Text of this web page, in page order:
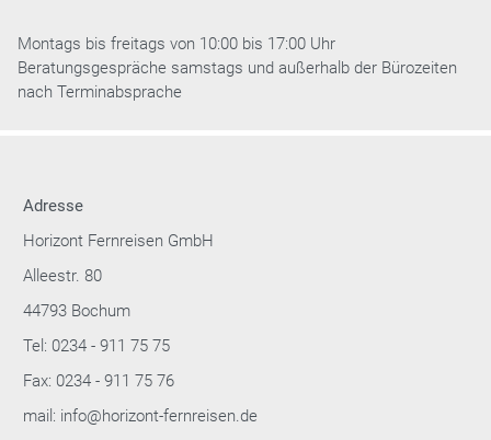
Montags bis freitags von 10:00 bis 17:00 Uhr
Beratungsgespräche samstags und außerhalb der Bürozeiten
nach Terminabsprache
Adresse
Horizont Fernreisen GmbH
Alleestr. 80
44793 Bochum
Tel: 0234 - 911 75 75
Fax: 0234 - 911 75 76
mail: info@horizont-fernreisen.de